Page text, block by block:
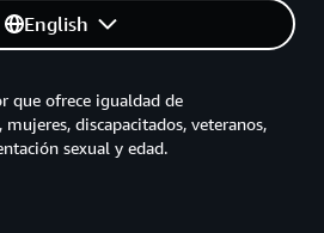
English
que ofrece igualdad de
discapacitados, veteranos,
sexual y edad.